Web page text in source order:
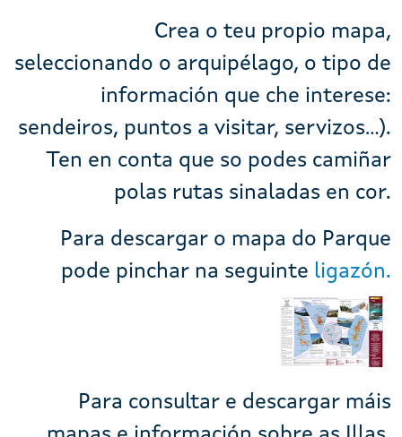
Crea o teu propio mapa,
seleccionando o arquipélago, o tipo de
información que che interese:
sendeiros, puntos a visitar, servizos...).
Ten en conta que so podes camiñar
polas rutas sinaladas en cor.
Para descargar o mapa do Parque
pode pinchar na seguinte ligazón.
Para consultar e descargar máis